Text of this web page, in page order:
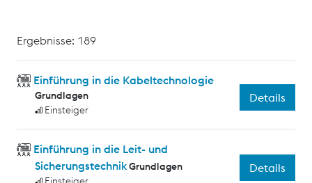
Ergebnisse: 189
Einführung in die Kabeltechnologie
Grundlagen
Einsteiger
Details
Einführung in die Leit- und
SicherungstechnikGrundlagen
Details